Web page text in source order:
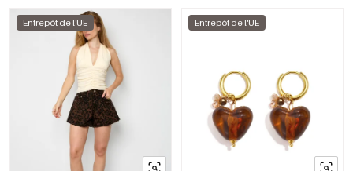
Entrepôt de l'UE Entrepôt de l'UE